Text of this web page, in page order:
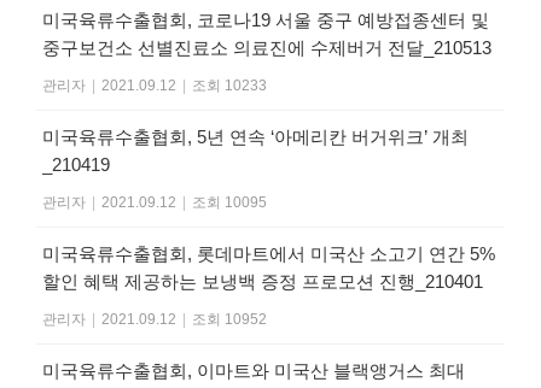
미국육류수출협회, 코로나19 서울 중구 예방접종센터 및
중구보건소 선별진료소 의료진에 수제버거 전달_210513
관리자 2021.09.12 조회 10233
미국육류수출협회, 5년 연속 ‘아메리칸 버거위크’ 개최
_210419
관리자 2021.09.12 조회 10095
미국육류수출협회, 롯데마트에서 미국산 소고기 연간 5%
할인 혜택 제공하는 보냉백 증정 프로모션 진행_210401
관리자 2021.09.12 조회 10952
미국육류수출협회, 이마트와 미국산 블랙앵거스 최대